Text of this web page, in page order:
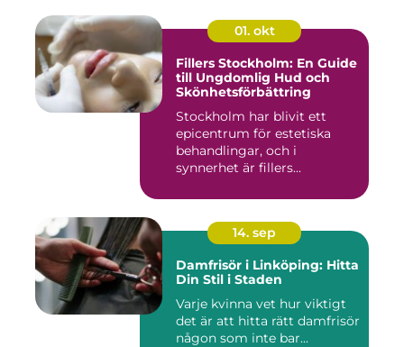
01. okt
Fillers Stockholm: En Guide
till Ungdomlig Hud och
Skönhetsförbättring
Stockholm har blivit ett
epicentrum för estetiska
behandlingar, och i
synnerhet är fillers...
14. sep
Damfrisör i Linköping: Hitta
Din Stil i Staden
Varje kvinna vet hur viktigt
det är att hitta rätt damfrisör
någon som inte bar...